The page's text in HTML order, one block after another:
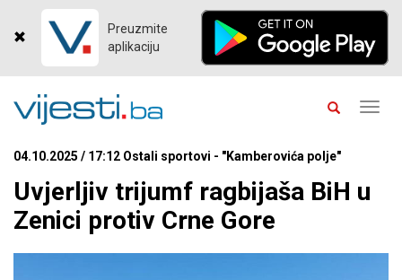
Preuzmite
aplikaciju
04.10.2025 / 17:12 Ostali sportovi - "Kamberovića polje"
Uvjerljiv trijumf ragbijaša BiH u
Zenici protiv Crne Gore